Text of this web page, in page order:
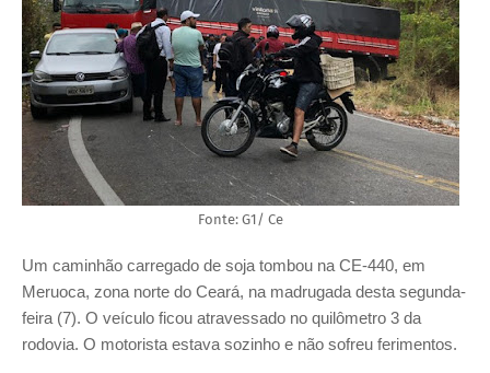
Fonte: G1/ Ce
Um caminhão carregado de soja tombou na CE-440, em
Meruoca, zona norte do Ceará, na madrugada desta segunda-
feira (7). O veículo ficou atravessado no quilômetro 3 da
rodovia. O motorista estava sozinho e não sofreu ferimentos.